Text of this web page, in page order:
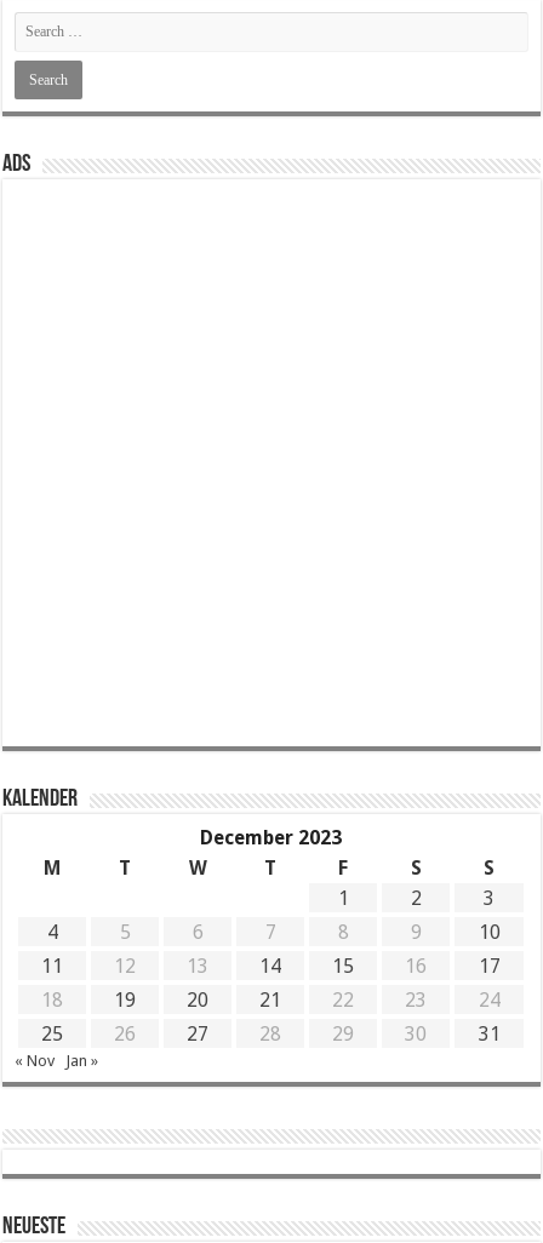
ADS
KALENDER
December 2023
M
T W T F S
S
1
2
3
4
5 6 7 8 9
10
11
12 13 14 15 16
17
18
19 20 21 22 23
24
25
26 27 28 29 30 31
« Nov Jan »
Neueste